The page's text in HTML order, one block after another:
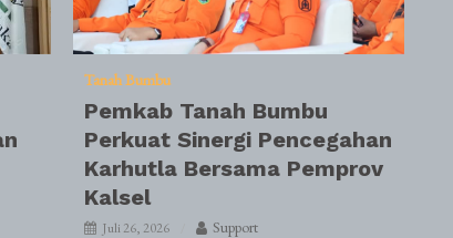
Tanah Bumbu
Pemkab Tanah Bumbu
Perkuat Sinergi Pencegahan
Karhutla Bersama Pemprov
Kalsel
Juli 26, 2026 Support